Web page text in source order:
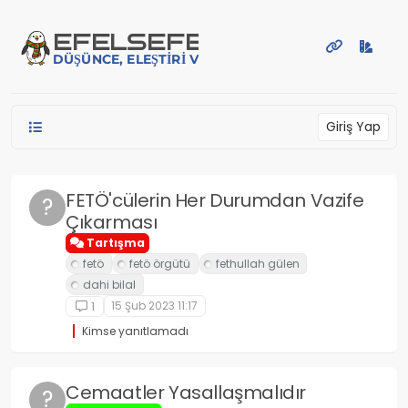
EFELSEFE
DÜŞÜNCE, ELEŞTIRI VE PAYLAŞIM PLATFORMU
Giriş Yap
?
FETÖ'cülerin Her Durumdan Vazife
Çıkarması
Tartışma
1
15 Şub 2023 11:17
Kimse yanıtlamadı
? Cemaatler Yasallaşmalıdır